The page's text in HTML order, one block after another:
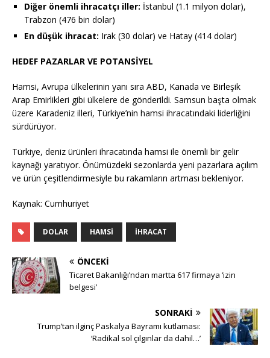
Diğer önemli ihracatçı iller: İstanbul (1.1 milyon dolar),
Trabzon (476 bin dolar)
En düşük ihracat: Irak (30 dolar) ve Hatay (414 dolar)
HEDEF PAZARLAR VE POTANSİYEL
Hamsi, Avrupa ülkelerinin yanı sıra ABD, Kanada ve Birleşik
Arap Emirlikleri gibi ülkelere de gönderildi. Samsun başta olmak
üzere Karadeniz illeri, Türkiye’nin hamsi ihracatındaki liderliğini
sürdürüyor.
Türkiye, deniz ürünleri ihracatında hamsi ile önemli bir gelir
kaynağı yaratıyor. Önümüzdeki sezonlarda yeni pazarlara açılım
ve ürün çeşitlendirmesiyle bu rakamların artması bekleniyor.
Kaynak: Cumhuriyet
DOLAR HAMSI İHRACAT
ÖNCEKI
Ticaret Bakanlığı’ndan martta 617 firmaya ‘izin
belgesi’
SONRAKI
Trump’tan ilginç Paskalya Bayramı kutlaması:
‘Radikal sol çılgınlar da dahil…’